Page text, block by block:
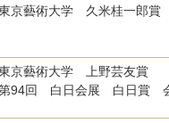
京藝術大学 久米桂一郎賞
京藝術大学 上野芸友賞
94回 白日会展 白日賞